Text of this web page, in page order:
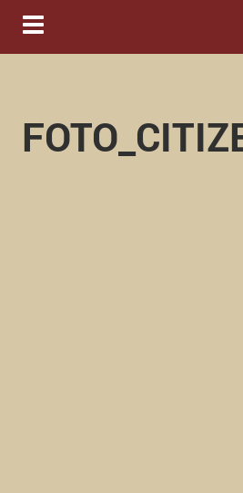
Navigation ein-/ausblenden